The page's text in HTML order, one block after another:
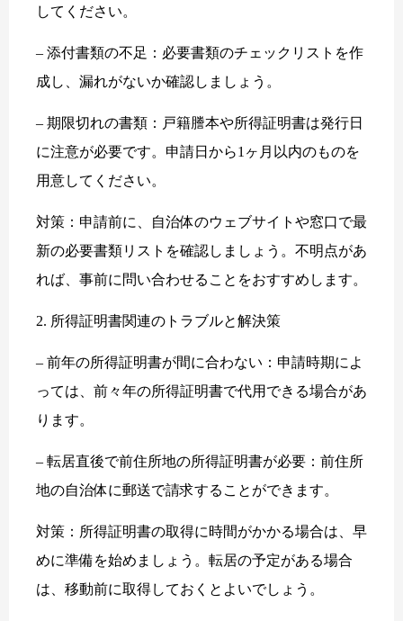
してください。
– 添付書類の不足：必要書類のチェックリストを作
成し、漏れがないか確認しましょう。
– 期限切れの書類：戸籍謄本や所得証明書は発行日
に注意が必要です。申請日から1ヶ月以内のものを
用意してください。
対策：申請前に、自治体のウェブサイトや窓口で最
新の必要書類リストを確認しましょう。不明点があ
れば、事前に問い合わせることをおすすめします。
2. 所得証明書関連のトラブルと解決策
– 前年の所得証明書が間に合わない：申請時期によ
っては、前々年の所得証明書で代用できる場合があ
ります。
– 転居直後で前住所地の所得証明書が必要：前住所
地の自治体に郵送で請求することができます。
対策：所得証明書の取得に時間がかかる場合は、早
めに準備を始めましょう。転居の予定がある場合
は、移動前に取得しておくとよいでしょう。